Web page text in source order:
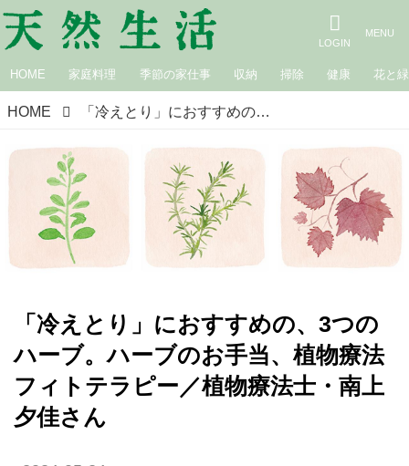
HOME 家庭料理 季節の家仕事 収納 掃除 健康 花と緑
HOME 「冷えとり」におすすめの、3つのハーブ。ハーブのお手当、植物療法フィトテラピー／植物療法士・南上夕佳さん
「冷えとり」におすすめの、3つの
ハーブ。ハーブのお手当、植物療法
フィトテラピー／植物療法士・南上
夕佳さん